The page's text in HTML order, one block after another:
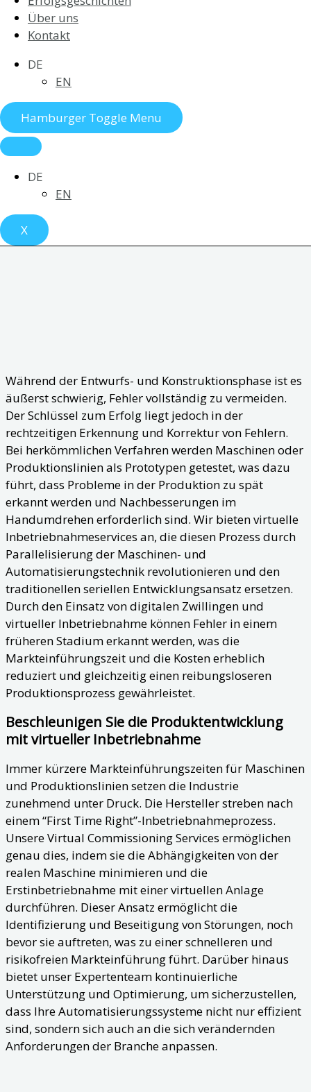
Über uns
Kontakt
DE
EN
Hamburger Toggle Menu
DE
EN
X
Während der Entwurfs- und Konstruktionsphase ist es
äußerst schwierig, Fehler vollständig zu vermeiden.
Der Schlüssel zum Erfolg liegt jedoch in der
rechtzeitigen Erkennung und Korrektur von Fehlern.
Bei herkömmlichen Verfahren werden Maschinen oder
Produktionslinien als Prototypen getestet, was dazu
führt, dass Probleme in der Produktion zu spät
erkannt werden und Nachbesserungen im
Handumdrehen erforderlich sind. Wir bieten virtuelle
Inbetriebnahmeservices an, die diesen Prozess durch
Parallelisierung der Maschinen- und
Automatisierungstechnik revolutionieren und den
traditionellen seriellen Entwicklungsansatz ersetzen.
Durch den Einsatz von digitalen Zwillingen und
virtueller Inbetriebnahme können Fehler in einem
früheren Stadium erkannt werden, was die
Markteinführungszeit und die Kosten erheblich
reduziert und gleichzeitig einen reibungsloseren
Produktionsprozess gewährleistet.
Beschleunigen Sie die Produktentwicklung
mit virtueller Inbetriebnahme
Immer kürzere Markteinführungszeiten für Maschinen
und Produktionslinien setzen die Industrie
zunehmend unter Druck. Die Hersteller streben nach
einem “First Time Right”-Inbetriebnahmeprozess.
Unsere Virtual Commissioning Services ermöglichen
genau dies, indem sie die Abhängigkeiten von der
realen Maschine minimieren und die
Erstinbetriebnahme mit einer virtuellen Anlage
durchführen. Dieser Ansatz ermöglicht die
Identifizierung und Beseitigung von Störungen, noch
bevor sie auftreten, was zu einer schnelleren und
risikofreien Markteinführung führt. Darüber hinaus
bietet unser Expertenteam kontinuierliche
Unterstützung und Optimierung, um sicherzustellen,
dass Ihre Automatisierungssysteme nicht nur effizient
sind, sondern sich auch an die sich verändernden
Anforderungen der Branche anpassen.